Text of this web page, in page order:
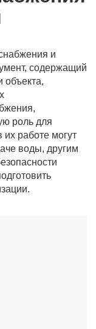
и
содержащий
объекта,
роль для
работе могут
воды, другим